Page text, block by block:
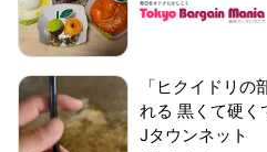
「ヒクイドリ
れる 黒くて硬く
Jタウンネット